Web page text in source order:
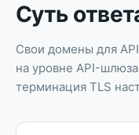
Суть
Свои домены для
на уровне API-
терминация TLS